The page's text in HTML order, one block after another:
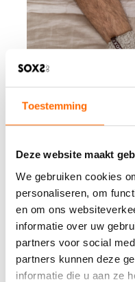
Toestemming
Deze website maakt
We gebruiken cookies
personaliseren, om
en om ons
informatie over uw
partners voor social
partners kunnen deze
informatie die u aan ze